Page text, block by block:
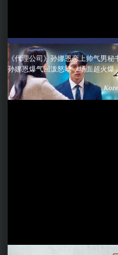
《代理公司》孙娜恩恋上帅气男
孙娜恩爆气回泼怒呛，场面超火爆